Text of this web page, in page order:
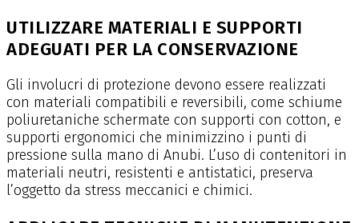
UTILIZZARE MATERIALI E SUPPORTI
ADEGUATI PER LA CONSERVAZIONE
Gli involucri di protezione devono essere realizzati
con materiali compatibili e reversibili, come schiume
poliuretaniche schermate con supporti con cotton, e
supporti ergonomici che minimizzino i punti di
pressione sulla mano di Anubi. L’uso di contenitori in
materiali neutri, resistenti e antistatici, preserva
l’oggetto da stress meccanici e chimici.